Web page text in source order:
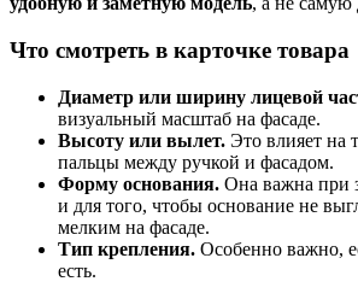
Что смотреть в карточке товара
Диаметр или ширину лицевой
визуальный масштаб на фасаде.
Высоту или вылет. Это влияет на
пальцы между ручкой и фасадом.
Форму основания. Она важна при
и для того, чтобы основание не
мелким на фасаде.
Тип крепления. Особенно важно,
есть.